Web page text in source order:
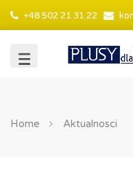
+48 502 21 31 22
Home Aktualnosci